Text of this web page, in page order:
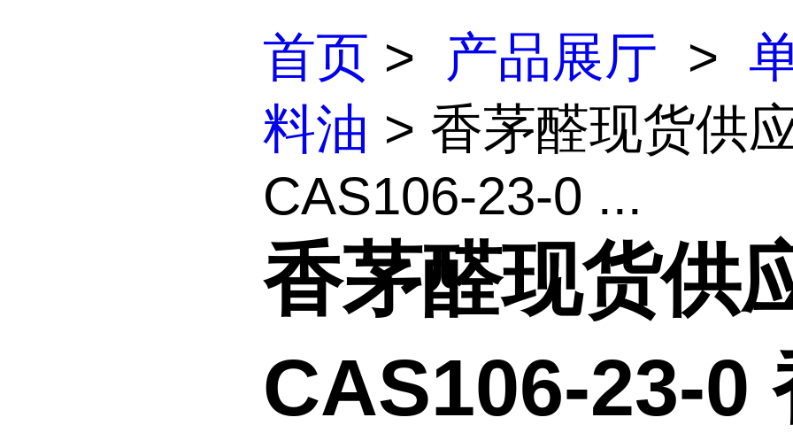
首页 > 产品展厅 >
料油 > 香茅醛现货供
CAS106-23-0 ...
香茅醛现货供
CAS106-23-0